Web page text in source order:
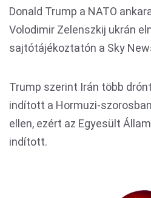
Donald Trump a NATO
Volodimir Zelenszkij ukrán
sajtótájékoztatón a Sky
Trump szerint Irán több
indított a Hormuzi-
ellen, ezért az Egyesült
indított.